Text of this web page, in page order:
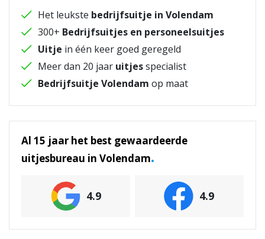
Het leukste bedrijfsuitje in Volendam
300+ Bedrijfsuitjes en personeelsuitjes
Uitje in één keer goed geregeld
Meer dan 20 jaar uitjesspecialist
Bedrijfsuitje Volendam op maat
Al 15 jaar het best gewaardeerde
uitjesbureau in Volendam.
4.9 4.9